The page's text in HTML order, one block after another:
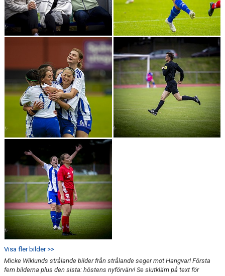
Visa fler bilder >>
Micke Wiklunds strålande bilder från strålande seger mot Hangvar! Första
fem bilderna plus den sista: höstens nyförvärv! Se slutkläm på text för